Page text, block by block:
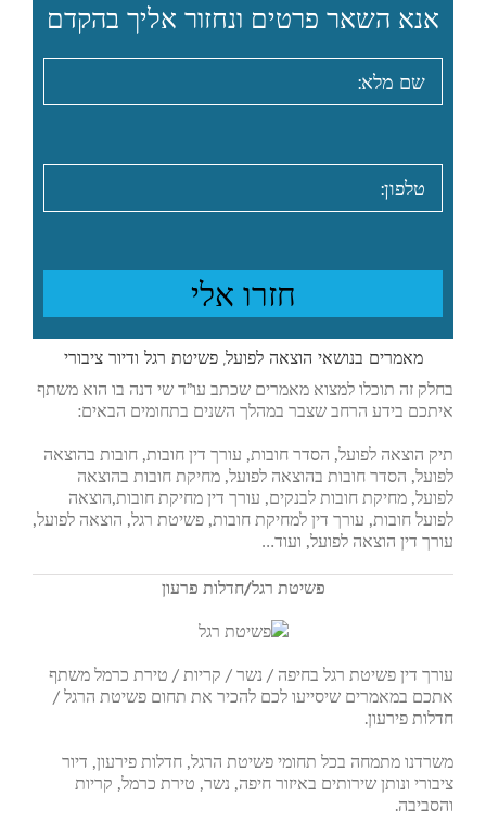
אנא השאר פרטים ונחזור אליך בהקדם
מאמרים בנושאי הוצאה לפועל, פשיטת רגל ודיור ציבורי
בחלק זה תוכלו למצוא מאמרים שכתב עו”ד שי דנה בו הוא משתף
איתכם בידע הרחב שצבר במהלך השנים בתחומים הבאים:
תיק הוצאה לפועל, הסדר חובות, עורך דין חובות, חובות בהוצאה
לפועל, הסדר חובות בהוצאה לפועל, מחיקת חובות בהוצאה
לפועל, מחיקת חובות לבנקים, עורך דין מחיקת חובות,הוצאה
לפועל חובות, עורך דין למחיקת חובות, פשיטת רגל, הוצאה לפועל,
עורך דין הוצאה לפועל, ועוד…
פשיטת רגל/חדלות פרעון
עורך דין פשיטת רגל בחיפה / נשר / קריות / טירת כרמל משתף
אתכם במאמרים שיסייעו לכם להכיר את תחום פשיטת הרגל /
חדלות פירעון.
משרדנו מתמחה בכל תחומי פשיטת הרגל, חדלות פירעון, דיור
ציבורי ונותן שירותים באיזור חיפה, נשר, טירת כרמל, קריות
והסביבה.